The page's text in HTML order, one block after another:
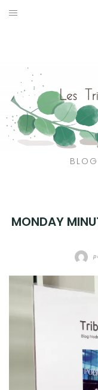
Aller
MONDAY
CATÉGORIES
VOYAGE
MON DRESSING